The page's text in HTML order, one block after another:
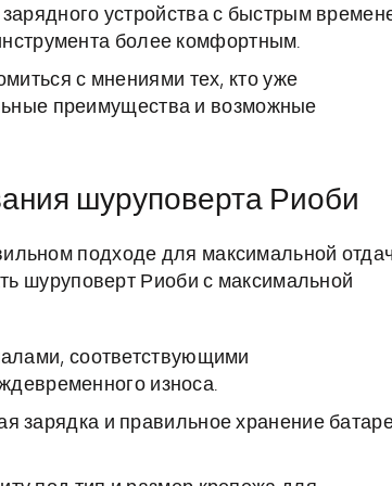
устройства с быстрым
более комфортным.
с мнениями тех, кто уже
преимущества и возможные
шуруповерта Риоби
подходе для максимальной
шуруповерт Риоби с максимальной
соответствующими
износа.
зарядка и правильное хранение